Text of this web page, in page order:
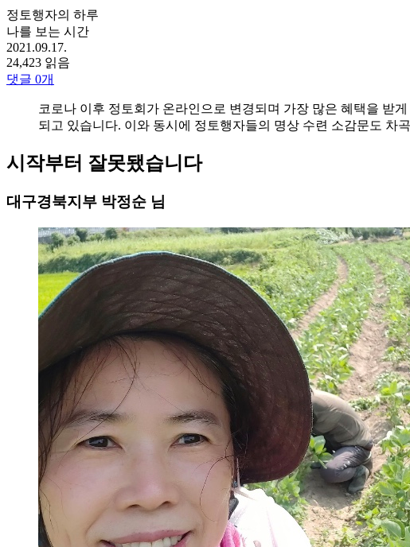
정토행자의 하루
나를 보는 시간
2021.09.17.
24,423 읽음
댓글 0개
코로나 이후 정토회가 온라인으로 변경되며 가장 많은 혜택을 받
되고 있습니다. 이와 동시에 정토행자들의 명상 수련 소감문도 차
시작부터 잘못됐습니다
대구경북지부 박정순 님